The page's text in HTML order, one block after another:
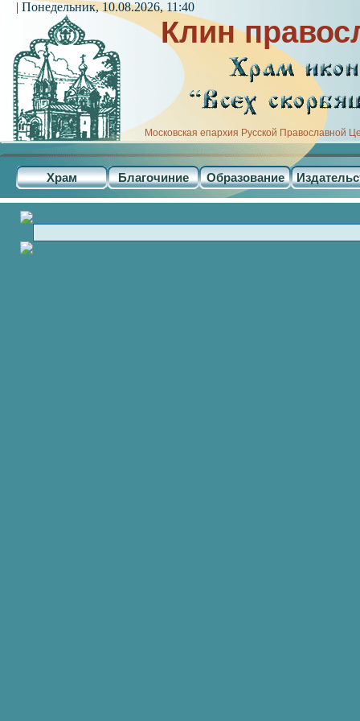
Клин
Московская епархия Русской Православной
Храм Благочиние Образование
| Понедельник, 10.08.2026, 11:40